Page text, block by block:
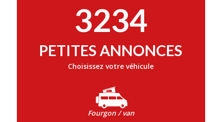
3234
PETITES ANNONCES
Choisissez votre véhicule
Fourgon / van